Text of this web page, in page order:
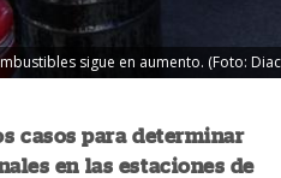
sigue en aumento. (Foto:
casos para determinar
en las estaciones de